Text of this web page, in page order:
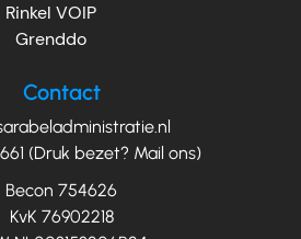
Rinkel VOIP
Grenddo
Contact
(Druk bezet? Mail ons)
Becon 754626
KvK 76902218